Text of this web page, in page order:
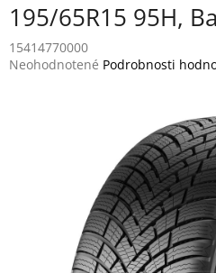
195/65R15 95H,
15414770000
Priemerné
Neohodnotené Podrobnosti